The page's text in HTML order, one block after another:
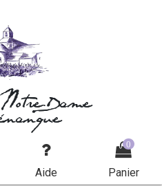
Dame
Aide
0
Panier